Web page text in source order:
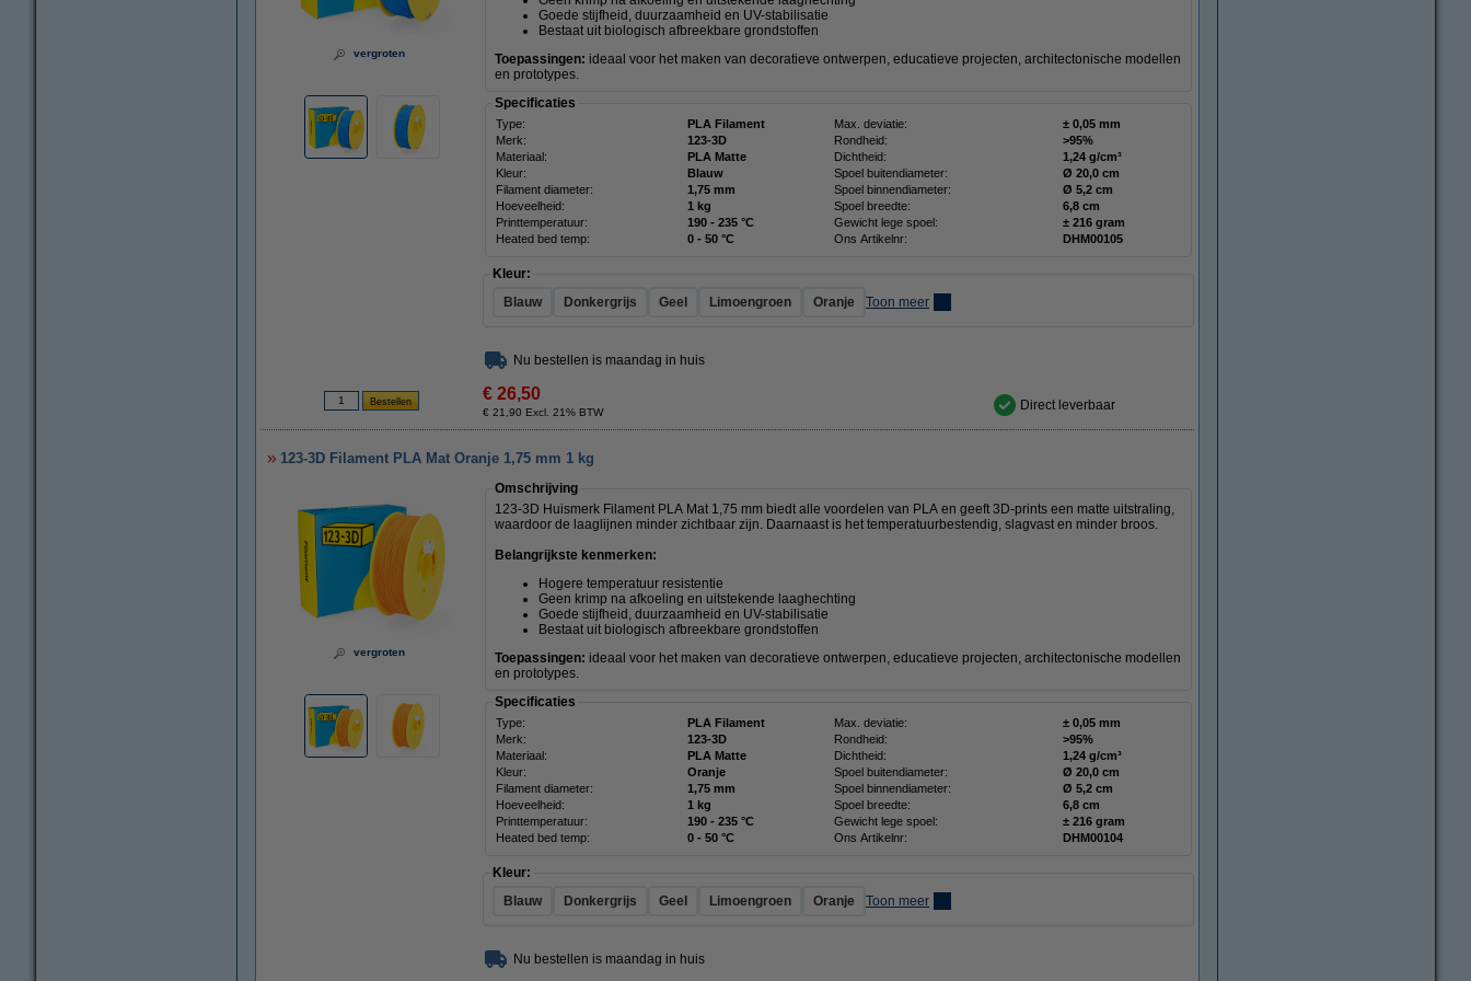
vergroten
Goede stijfheid, duurzaamheid en UV-stabilisatie
Bestaat uit biologisch afbreekbare grondstoffen
Toepassingen: ideaal voor het maken van decoratieve ontwerpen, educatieve projecten, architectonische modellen
en prototypes.
Specificaties
Type: PLA Filament Max. deviatie:
± 0,05 mm
Merk:
123-3D Rondheid:
>95%
Materiaal:
PLA Matte Dichtheid:
1,24 g/cm³
Kleur:
Blauw Spoel buitendiameter:
Ø 20,0 cm
Filament diameter:
1,75 mm Spoel binnendiameter:
Ø 5,2 cm
Hoeveelheid:
1 kg Spoel breedte:
6,8 cm
Printtemperatuur:
190 - 235 °C Gewicht lege spoel:
± 216 gram
Heated bed temp:
0 - 50 °C Ons Artikelnr: DHM00105
Kleur:
Blauw
Donkergrijs Geel Limoengroen Oranje Toon meer
Nu bestellen is maandag in huis
€ 26,50
€ 21,90 Excl. 21% BTW Direct leverbaar
123-3D Filament PLA Mat Oranje 1,75 mm 1 kg
vergroten
Omschrijving
123-3D Huismerk Filament PLA Mat 1,75 mm biedt alle voordelen van PLA en geeft 3D-prints een matte uitstraling,
waardoor de laaglijnen minder zichtbaar zijn. Daarnaast is het temperatuurbestendig, slagvast en minder broos.
Belangrijkste kenmerken:
Hogere temperatuur resistentie
Geen krimp na afkoeling en uitstekende laaghechting
Goede stijfheid, duurzaamheid en UV-stabilisatie
Bestaat uit biologisch afbreekbare grondstoffen
Toepassingen: ideaal voor het maken van decoratieve ontwerpen, educatieve projecten, architectonische modellen
en prototypes.
Specificaties
Type: PLA Filament Max. deviatie:
± 0,05 mm
Merk:
123-3D Rondheid:
>95%
Materiaal:
PLA Matte Dichtheid:
1,24 g/cm³
Kleur:
Oranje Spoel buitendiameter:
Ø 20,0 cm
Filament diameter:
1,75 mm Spoel binnendiameter:
Ø 5,2 cm
Hoeveelheid:
1 kg Spoel breedte:
6,8 cm
Printtemperatuur:
190 - 235 °C Gewicht lege spoel:
± 216 gram
Heated bed temp:
0 - 50 °C Ons Artikelnr: DHM00104
Kleur:
Blauw
Donkergrijs Geel Limoengroen Oranje Toon meer
Nu bestellen is maandag in huis